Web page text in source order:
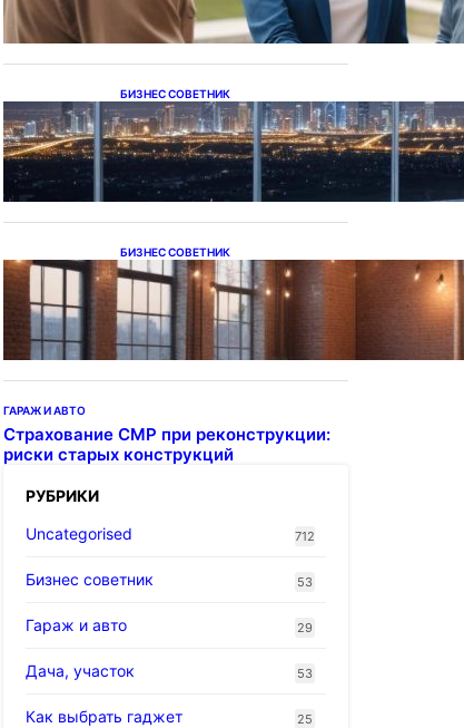
БИЗНЕС СОВЕТНИК
Каталог светодиодных
светильников и LED-
освещения в Казахстане
БИЗНЕС СОВЕТНИК
Подвесные светодиодные
светильники на тросе
ГАРАЖ И АВТО
Страхование СМР при реконструкции:
риски старых конструкций
РУБРИКИ
Uncategorised
712
Бизнес советник 53
Гараж и авто 29
Дача, участок 53
Как выбрать гаджет 25